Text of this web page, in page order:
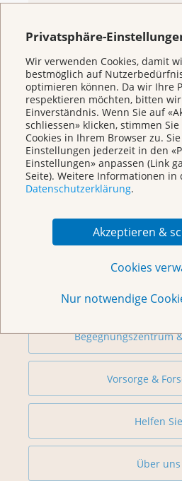
Privatsphäre-
Wir verwenden Cookies, damit
bestmöglich auf
optimieren können. Da wir Ihre
respektieren möchten, bitten
Einverständnis. Wenn Sie auf
schliessen» klicken, stimmen
Cookies in Ihrem Browser zu.
Einstellungen jederzeit in den
Einstellungen» anpassen (Link
Seite). Weitere Informationen in
Datenschutzerklärung.
Akzeptieren &
Cookies
Nur notwendige
Chat
KrebsInfo
Montag – Freitag: 10
Weitere Themen
Beratung
Begegnungszentrum
Vorsorge &
Helfen Sie
Über uns